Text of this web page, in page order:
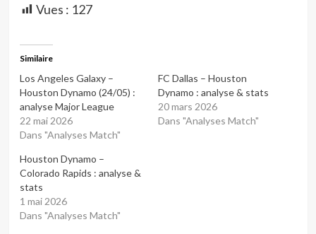
Vues : 127
Similaire
Los Angeles Galaxy –
Houston Dynamo (24/05) :
analyse Major League
22 mai 2026
Dans "Analyses Match"
FC Dallas – Houston
Dynamo : analyse & stats
20 mars 2026
Dans "Analyses Match"
Houston Dynamo –
Colorado Rapids : analyse &
stats
1 mai 2026
Dans "Analyses Match"